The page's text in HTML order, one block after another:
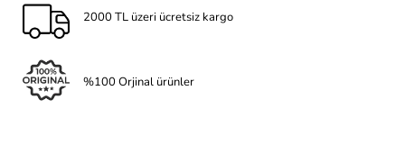
2000 TL üzeri ücretsiz kargo
%100 Orjinal ürünler